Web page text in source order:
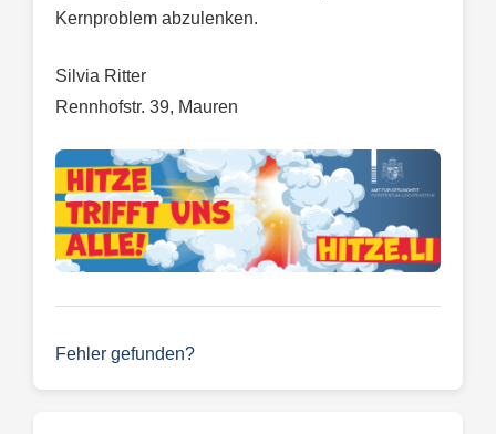
Kernproblem abzulenken.
Silvia Ritter
Rennhofstr. 39, Mauren
Fehler gefunden?